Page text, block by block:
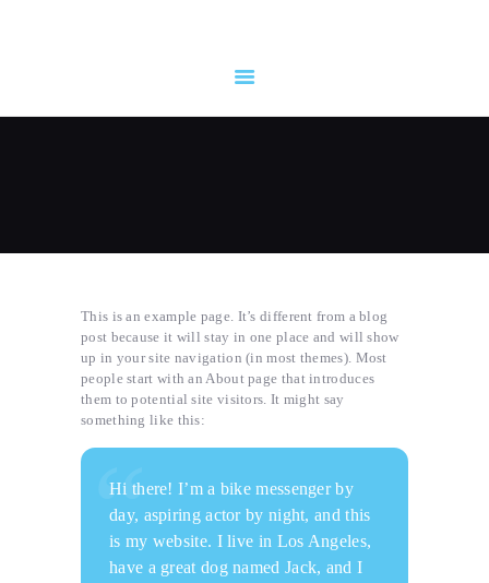
This is an example page. It’s different from a blog
post because it will stay in one place and will show
up in your site navigation (in most themes). Most
people start with an About page that introduces
them to potential site visitors. It might say
something like this:
Hi there! I’m a bike messenger by
day, aspiring actor by night, and this
is my website. I live in Los Angeles,
have a great dog named Jack, and I